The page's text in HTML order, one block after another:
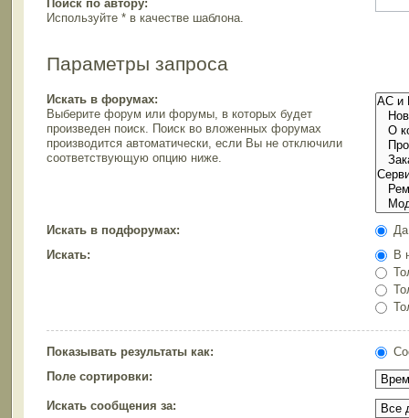
Поиск по автору:
Используйте * в качестве шаблона.
Параметры запроса
Искать в форумах:
Выберите форум или форумы, в которых будет
произведен поиск. Поиск во вложенных форумах
производится автоматически, если Вы не отключили
соответствующую опцию ниже.
Искать в подфорумах:
Да
Искать:
В
Показывать результаты как:
Поле сортировки:
Искать сообщения за: